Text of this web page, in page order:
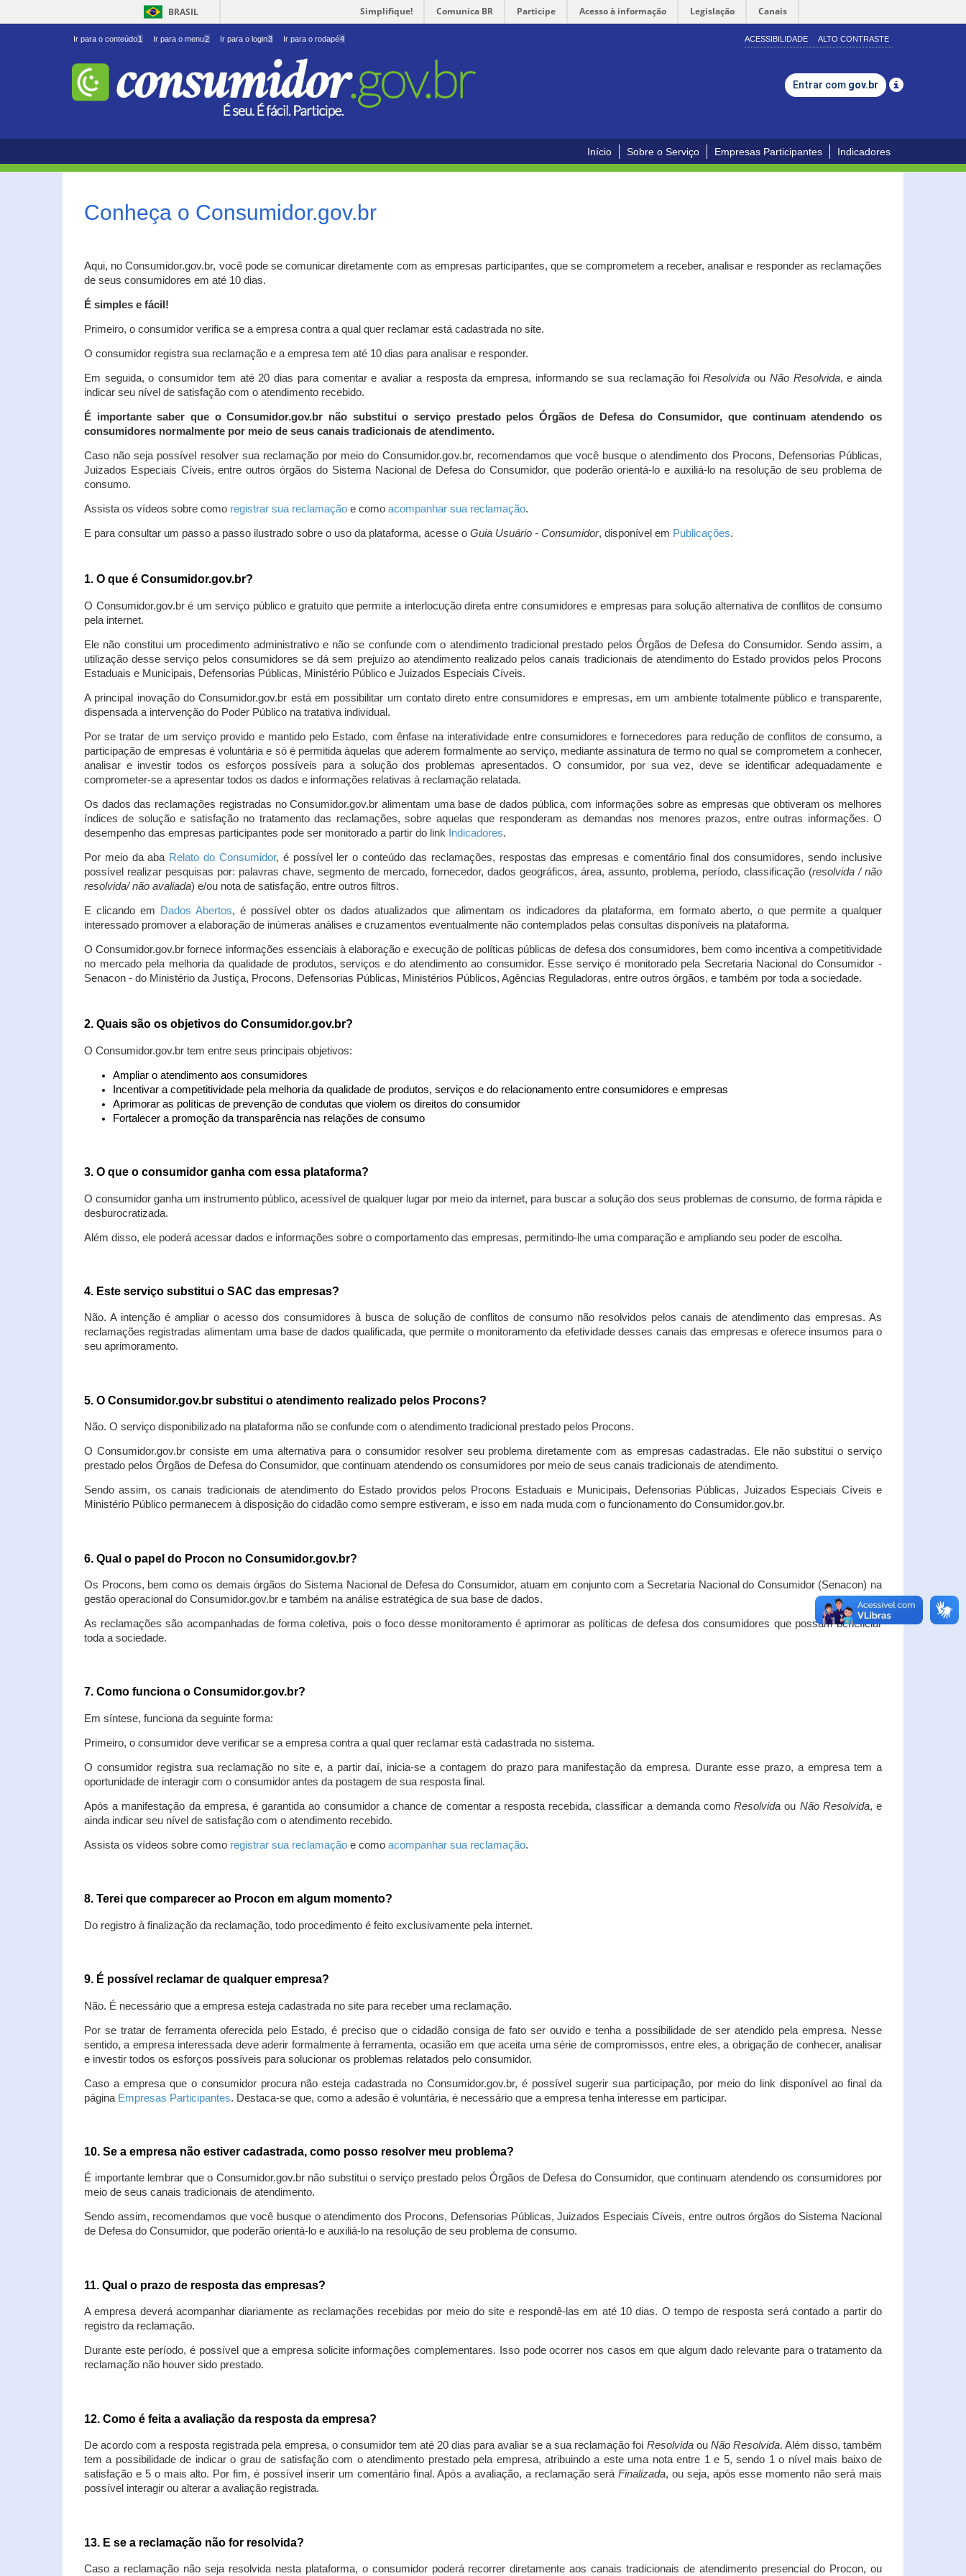
BRASIL Simplifique! Comunica BR Participe Acesso à informação Legislação Canais
Ir para o conteúdo1 Ir para o menu2 Ir para o login3 Ir para o rodapé4 ACESSIBILIDADE ALTO CONTRASTE
Entrar com gov.br
Início Sobre o Serviço Empresas Participantes Indicadores
Conheça o Consumidor.gov.br
Aqui, no Consumidor.gov.br, você pode se comunicar diretamente com as empresas participantes, que se comprometem a receber, analisar e responder as reclamações
de seus consumidores em até 10 dias.
É simples e fácil!
Primeiro, o consumidor verifica se a empresa contra a qual quer reclamar está cadastrada no site.
O consumidor registra sua reclamação e a empresa tem até 10 dias para analisar e responder.
Em seguida, o consumidor tem até 20 dias para comentar e avaliar a resposta da empresa, informando se sua reclamação foiResolvida ou Não Resolvida, e ainda
indicar seu nível de satisfação com o atendimento recebido.
É importante saber que o Consumidor.gov.br não substitui o serviço prestado pelos Órgãos de Defesa do Consumidor, que continuam atendendo os
consumidores normalmente por meio de seus canais tradicionais de atendimento.
Caso não seja possível resolver sua reclamação por meio do Consumidor.gov.br, recomendamos que você busque o atendimento dos Procons, Defensorias Públicas,
Juizados Especiais Cíveis, entre outros órgãos do Sistema Nacional de Defesa do Consumidor, que poderão orientá-lo e auxiliá-lo na resolução de seu problema de
consumo.
Assista os vídeos sobre como registrar sua reclamação e como acompanhar sua reclamação.
E para consultar um passo a passo ilustrado sobre o uso da plataforma, acesse o Guia Usuário - Consumidor, disponível em Publicações.
1. O que é Consumidor.gov.br?
O Consumidor.gov.br é um serviço público e gratuito que permite a interlocução direta entre consumidores e empresas para solução alternativa de conflitos de consumo
pela internet.
Ele não constitui um procedimento administrativo e não se confunde com o atendimento tradicional prestado pelos Órgãos de Defesa do Consumidor. Sendo assim, a
utilização desse serviço pelos consumidores se dá sem prejuízo ao atendimento realizado pelos canais tradicionais de atendimento do Estado providos pelos Procons
Estaduais e Municipais, Defensorias Públicas, Ministério Público e Juizados Especiais Cíveis.
A principal inovação do Consumidor.gov.br está em possibilitar um contato direto entre consumidores e empresas, em um ambiente totalmente público e transparente,
dispensada a intervenção do Poder Público na tratativa individual.
Por se tratar de um serviço provido e mantido pelo Estado, com ênfase na interatividade entre consumidores e fornecedores para redução de conflitos de consumo, a
participação de empresas é voluntária e só é permitida àquelas que aderem formalmente ao serviço, mediante assinatura de termo no qual se comprometem a conhecer,
analisar e investir todos os esforços possíveis para a solução dos problemas apresentados. O consumidor, por sua vez, deve se identificar adequadamente e
comprometer-se a apresentar todos os dados e informações relativas à reclamação relatada.
Os dados das reclamações registradas no Consumidor.gov.br alimentam uma base de dados pública, com informações sobre as empresas que obtiveram os melhores
índices de solução e satisfação no tratamento das reclamações, sobre aquelas que responderam as demandas nos menores prazos, entre outras informações. O
desempenho das empresas participantes pode ser monitorado a partir do link
Indicadores.
Por meio da aba Relato do Consumidor, é possível ler o conteúdo das reclamações, respostas das empresas e comentário final dos consumidores, sendo inclusive
possível realizar pesquisas por: palavras chave, segmento de mercado, fornecedor, dados geográficos, área, assunto, problema, período, classificação (resolvida / não
resolvida/ não avaliada) e/ou nota de satisfação, entre outros filtros.
E clicando em Dados Abertos, é possível obter os dados atualizados que alimentam os indicadores da plataforma, em formato aberto, o que permite a qualquer
interessado promover a elaboração de inúmeras análises e cruzamentos eventualmente não contemplados pelas consultas disponíveis na plataforma.
O Consumidor.gov.br fornece informações essenciais à elaboração e execução de políticas públicas de defesa dos consumidores, bem como incentiva a competitividade
no mercado pela melhoria da qualidade de produtos, serviços e do atendimento ao consumidor. Esse serviço é monitorado pela Secretaria Nacional do Consumidor -
Senacon - do Ministério da Justiça, Procons, Defensorias Públicas, Ministérios Públicos, Agências Reguladoras, entre outros órgãos, e também por toda a sociedade.
2. Quais são os objetivos do Consumidor.gov.br?
O Consumidor.gov.br tem entre seus principais objetivos:
Ampliar o atendimento aos consumidores
Incentivar a competitividade pela melhoria da qualidade de produtos, serviços e do relacionamento entre consumidores e empresas
Aprimorar as políticas de prevenção de condutas que violem os direitos do consumidor
Fortalecer a promoção da transparência nas relações de consumo
3. O que o consumidor ganha com essa plataforma?
O consumidor ganha um instrumento público, acessível de qualquer lugar por meio da internet, para buscar a solução dos seus problemas de consumo, de forma rápida e
desburocratizada.
Além disso, ele poderá acessar dados e informações sobre o comportamento das empresas, permitindo-lhe uma comparação e ampliando seu poder de escolha.
4. Este serviço substitui o SAC das empresas?
Não. A intenção é ampliar o acesso dos consumidores à busca de solução de conflitos de consumo não resolvidos pelos canais de atendimento das empresas. As
reclamações registradas alimentam uma base de dados qualificada, que permite o monitoramento da efetividade desses canais das empresas e oferece insumos para o
seu aprimoramento.
5. O Consumidor.gov.br substitui o atendimento realizado pelos Procons?
Não. O serviço disponibilizado na plataforma não se confunde com o atendimento tradicional prestado pelos Procons.
O Consumidor.gov.br consiste em uma alternativa para o consumidor resolver seu problema diretamente com as empresas cadastradas. Ele não substitui o serviço
prestado pelos Órgãos de Defesa do Consumidor, que continuam atendendo os consumidores por meio de seus canais tradicionais de atendimento.
Sendo assim, os canais tradicionais de atendimento do Estado providos pelos Procons Estaduais e Municipais, Defensorias Públicas, Juizados Especiais Cíveis e
Ministério Público permanecem à disposição do cidadão como sempre estiveram, e isso em nada muda com o funcionamento do Consumidor.gov.br.
6. Qual o papel do Procon no Consumidor.gov.br?
Os Procons, bem como os demais órgãos do Sistema Nacional de Defesa do Consumidor, atuam em conjunto com a Secretaria Nacional do Consumidor (Senacon) na
gestão operacional do Consumidor.gov.br e também na análise estratégica de sua base de dados.
As reclamações são acompanhadas de forma coletiva, pois o foco desse monitoramento é aprimorar as políticas de defesa dos consumidores que possam beneficiar
toda a sociedade.
7. Como funciona o Consumidor.gov.br?
Em síntese, funciona da seguinte forma:
Primeiro, o consumidor deve verificar se a empresa contra a qual quer reclamar está cadastrada no sistema.
O consumidor registra sua reclamação no site e, a partir daí, inicia-se a contagem do prazo para manifestação da empresa. Durante esse prazo, a empresa tem a
oportunidade de interagir com o consumidor antes da postagem de sua resposta final.
Após a manifestação da empresa, é garantida ao consumidor a chance de comentar a resposta recebida, classificar a demanda comoResolvida ou Não Resolvida, e
ainda indicar seu nível de satisfação com o atendimento recebido.
Assista os vídeos sobre como registrar sua reclamação e como acompanhar sua reclamação.
8. Terei que comparecer ao Procon em algum momento?
Do registro à finalização da reclamação, todo procedimento é feito exclusivamente pela internet.
9. É possível reclamar de qualquer empresa?
Não. É necessário que a empresa esteja cadastrada no site para receber uma reclamação.
Por se tratar de ferramenta oferecida pelo Estado, é preciso que o cidadão consiga de fato ser ouvido e tenha a possibilidade de ser atendido pela empresa. Nesse
sentido, a empresa interessada deve aderir formalmente à ferramenta, ocasião em que aceita uma série de compromissos, entre eles, a obrigação de conhecer, analisar
e investir todos os esforços possíveis para solucionar os problemas relatados pelo consumidor.
Caso a empresa que o consumidor procura não esteja cadastrada no Consumidor.gov.br, é possível sugerir sua participação, por meio do link disponível ao final da
página Empresas Participantes. Destaca-se que, como a adesão é voluntária, é necessário que a empresa tenha interesse em participar.
10. Se a empresa não estiver cadastrada, como posso resolver meu problema?
É importante lembrar que o Consumidor.gov.br não substitui o serviço prestado pelos Órgãos de Defesa do Consumidor, que continuam atendendo os consumidores por
meio de seus canais tradicionais de atendimento.
Sendo assim, recomendamos que você busque o atendimento dos Procons, Defensorias Públicas, Juizados Especiais Cíveis, entre outros órgãos do Sistema Nacional
de Defesa do Consumidor, que poderão orientá-lo e auxiliá-lo na resolução de seu problema de consumo.
11. Qual o prazo de resposta das empresas?
A empresa deverá acompanhar diariamente as reclamações recebidas por meio do site e respondê-las em até 10 dias. O tempo de resposta será contado a partir do
registro da reclamação.
Durante este período, é possível que a empresa solicite informações complementares. Isso pode ocorrer nos casos em que algum dado relevante para o tratamento da
reclamação não houver sido prestado.
12. Como é feita a avaliação da resposta da empresa?
De acordo com a resposta registrada pela empresa, o consumidor tem até 20 dias para avaliar se a sua reclamação foi Resolvidaou Não Resolvida. Além disso, também
tem a possibilidade de indicar o grau de satisfação com o atendimento prestado pela empresa, atribuindo a este uma nota entre 1 e 5, sendo 1 o nível mais baixo de
satisfação e 5 o mais alto. Por fim, é possível inserir um comentário final. Após a avaliação, a reclamação será Finalizada, ou seja, após esse momento não será mais
possível interagir ou alterar a avaliação registrada.
13. E se a reclamação não for resolvida?
Caso a reclamação não seja resolvida nesta plataforma, o consumidor poderá recorrer diretamente aos canais tradicionais de atendimento presencial do Procon, ou